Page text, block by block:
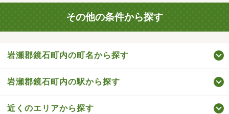
その他の条件から探す
岩瀬郡鏡石町内の町名から探す
岩瀬郡鏡石町内の駅から探す
近くのエリアから探す